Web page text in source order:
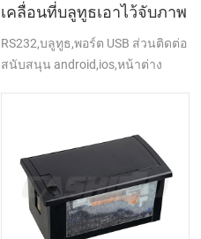
เคลื่อนที่บลูทูธเอาไว้จับภาพ
ความร้อนที่เครื่องพิมพ์
PTP-ฉัน
RS232,บลูทูธ,พอร์ต USB ส่วนติดต่อ
สนับสนุน android,ios,หน้าต่าง